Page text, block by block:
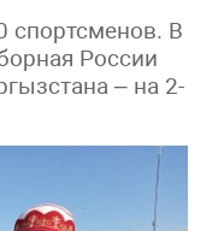
спортсменов. В
России
– на 2-